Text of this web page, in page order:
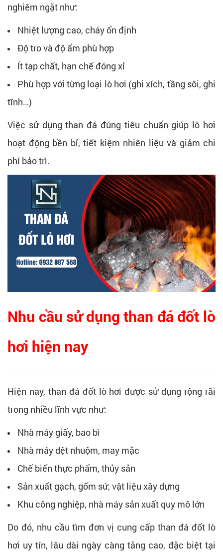
nghiêm ngặt như:
Nhiệt lượng cao, cháy ổn định
Độ tro và độ ẩm phù hợp
Ít tạp chất, hạn chế đóng xỉ
Phù hợp với từng loại lò hơi (ghi xích, tầng sôi, ghi
tĩnh…)
Việc sử dụng than đá đúng tiêu chuẩn giúp lò hơi
hoạt động bền bỉ, tiết kiệm nhiên liệu và giảm chi
phí bảo trì.
Nhu cầu sử dụng than đá đốt lò
hơi hiện nay
Hiện nay, than đá đốt lò hơi được sử dụng rộng rãi
trong nhiều lĩnh vực như:
Nhà máy giấy, bao bì
Nhà máy dệt nhuộm, may mặc
Chế biến thực phẩm, thủy sản
Sản xuất gạch, gốm sứ, vật liệu xây dựng
Khu công nghiệp, nhà máy sản xuất quy mô lớn
Do đó, nhu cầu tìm đơn vị cung cấp than đá đốt lò
hơi uy tín, lâu dài ngày càng tăng cao, đặc biệt tại